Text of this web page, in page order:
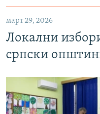
март 29, 2026
Локални
српски